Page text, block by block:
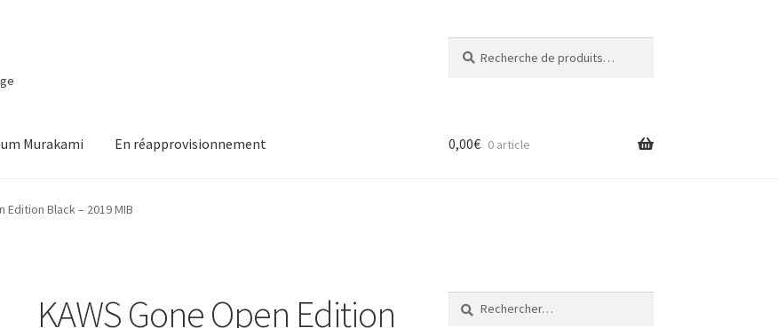
pour :
Murakami En réapprovisionnement 0,00€ 0 article
Edition Black – 2019 MIB
KAWS Gone Open Edition
Rechercher :